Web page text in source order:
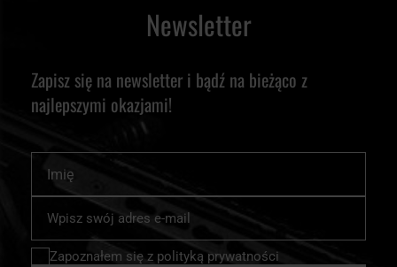
Newsletter
Zapisz się na newsletter i bądź na bieżąco z
najlepszymi okazjami!
nasz
newsletter:
Zapoznałem się z polityką prywatności